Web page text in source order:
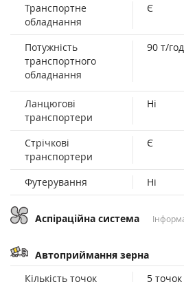
Транспортне
обладнання
Є
Потужність
транспортного
обладнання
90 т/
Ланцюгові
транспортери
Ні
Стрічкові
транспортери
Є
Футерування Ні
Аспіраційна система
Автоприймання зерна
Кількість точок
5 точок